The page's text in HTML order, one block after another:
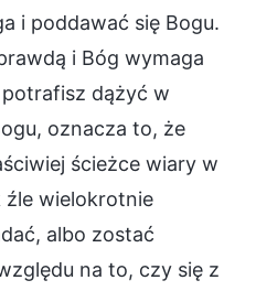
i poddawać się Bogu.
i Bóg wymaga
dążyć w
oznacza to, że
ścieżce wiary w
źle wielokrotnie
albo zostać
na to, czy się z